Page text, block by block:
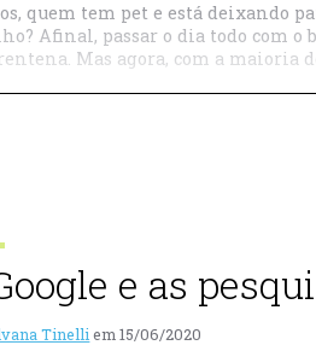
quem tem pet e está deixando
Afinal, passar o dia todo com
Mas agora, com a maioria
e as
Tinelli em 15/06/2020